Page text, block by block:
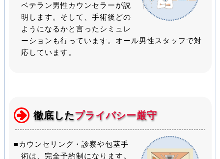
ベテラン男性カウンセラーが説
明します。そして、手術後どの
ようになるかと言ったシミュレ
ーションも行っています。オール男性スタッフで対
応しています。
徹底したプライバシー厳守
■カウンセリング・診察や包茎手
術は、完全予約制になります。